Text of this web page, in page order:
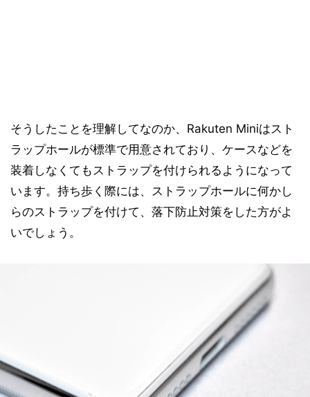
そうしたことを理解してなのか、Rakuten Miniはスト
ラップホールが標準で用意されており、ケースなどを
装着しなくてもストラップを付けられるようになって
います。持ち歩く際には、ストラップホールに何かし
らのストラップを付けて、落下防止対策をした方がよ
いでしょう。